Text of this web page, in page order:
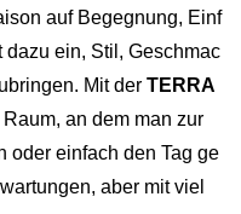
auf Begegnung, Einf
ein, Stil, Geschmac
Mit der TERRA
an dem man zur
oder einfach den Tag ge
aber mit viel